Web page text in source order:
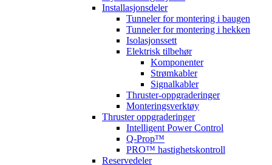
Installasjonsdeler
Tunneler for montering i baugen
Tunneler for montering i hekken
Isolasjonssett
Elektrisk tilbehør
Komponenter
Strømkabler
Signalkabler
Thruster-oppgraderinger
Monteringsverktøy
Thruster oppgraderinger
Intelligent Power Control
Q-Prop™
PRO™ hastighetskontroll
Reservedeler